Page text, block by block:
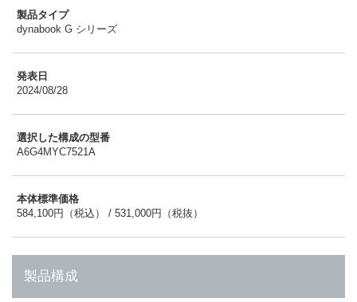
製品タイプ
dynabook G シリーズ
発表日
2024/08/28
選択した構成の型番
A6G4MYC7521A
本体標準価格
584,100円（税込） / 531,000円（税抜）
製品構成